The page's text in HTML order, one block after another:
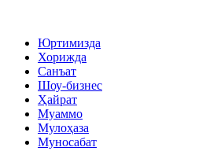
Юртимизда
Хорижда
Санъат
Шоу-бизнес
Ҳайрат
Муаммо
Мулоҳаза
Муносабат